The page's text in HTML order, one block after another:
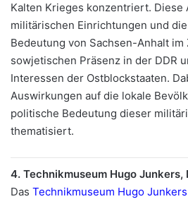
Kalten Krieges konzentriert. Diese
militärischen Einrichtungen und
Bedeutung von Sachsen-Anhalt
sowjetischen Präsenz in der DDR
Interessen der Ostblockstaaten.
Auswirkungen auf die lokale
politische Bedeutung dieser
thematisiert.
4. Technikmuseum Hugo Junkers,
Das Technikmuseum Hugo